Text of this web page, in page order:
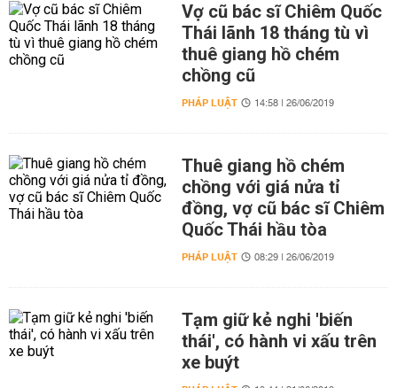
Vợ cũ bác sĩ Chiêm Quốc
Thái lãnh 18 tháng tù vì
thuê giang hồ chém
chồng cũ
PHÁP LUẬT 14:58 | 26/06/2019
Thuê giang hồ chém
chồng với giá nửa tỉ
đồng, vợ cũ bác sĩ Chiêm
Quốc Thái hầu tòa
PHÁP LUẬT 08:29 | 26/06/2019
Tạm giữ kẻ nghi 'biến
thái', có hành vi xấu trên
xe buýt